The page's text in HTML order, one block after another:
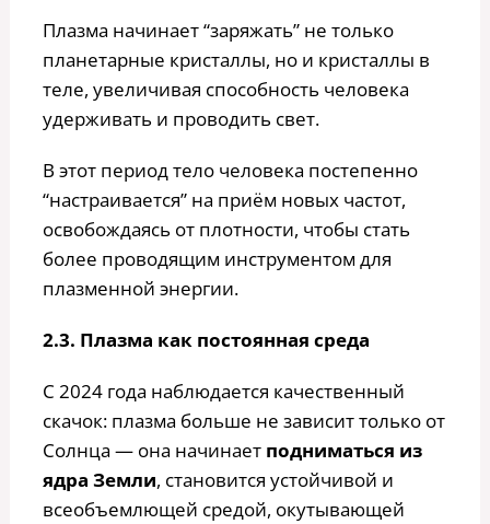
Плазма начинает “заряжать” не только
планетарные кристаллы, но и кристаллы в
теле, увеличивая способность человека
удерживать и проводить свет.
В этот период тело человека постепенно
“настраивается” на приём новых частот,
освобождаясь от плотности, чтобы стать
более проводящим инструментом для
плазменной энергии.
2.3. Плазма как постоянная среда
С 2024 года наблюдается качественный
скачок: плазма больше не зависит только от
Солнца — она начинает подниматься из
ядра Земли, становится устойчивой и
всеобъемлющей средой, окутывающей